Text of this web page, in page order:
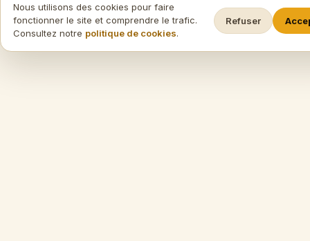
Nous utilisons des cookies pour faire
fonctionner le site et comprendre le trafic.
Consultez notre politique de cookies.
Refuser